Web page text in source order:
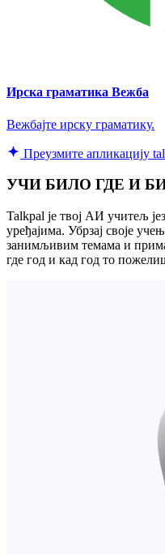
Ирска граматика Вежба
Вежбајте ирску граматику.
Преузмите апликацију
УЧИ БИЛО ГДЕ И
Talkpal је твој АИ учитељ
уређајима. Убрзај своје
занимљивим темама и
где год и кад год то